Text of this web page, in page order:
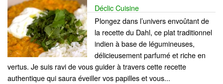
Déclic Cuisine
Plongez dans l’univers envoûtant de
la recette du Dahl, ce plat traditionnel
indien à base de légumineuses,
délicieusement parfumé et riche en
vertus. Je suis ravi de vous guider à travers cette recette
authentique qui saura éveiller vos papilles et vous...